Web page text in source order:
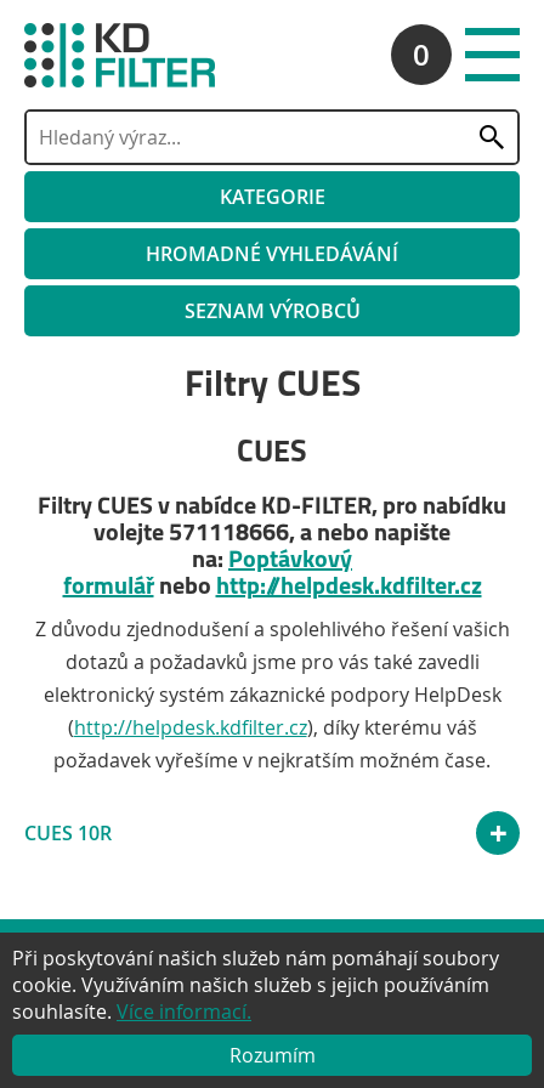
0
KATEGORIE
HROMADNÉ VYHLEDÁVÁNÍ
SEZNAM VÝROBCŮ
Filtry CUES
CUES
Filtry CUES v nabídce KD-FILTER, pro nabídku
volejte 571118666, a nebo napište
na: Poptávkový
formulářnebo http://helpdesk.kdfilter.cz
Z důvodu zjednodušení a spolehlivého řešení vašich
dotazů a požadavků jsme pro vás také zavedli
elektronický systém zákaznické podpory HelpDesk
(http://helpdesk.kdfilter.cz), díky kterému váš
požadavek vyřešíme v nejkratším možném čase.
CUES 10R
NAHORU Facebook
TwitterGoogle+YouTube
Při poskytování našich služeb nám pomáhají soubory
cookie. Využíváním našich služeb s jejich používáním
souhlasíte. Více informací.
Rozumím